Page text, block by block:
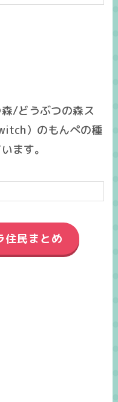
/どうぶつの森ス
）のもんぺの種
ます。
住民まとめ